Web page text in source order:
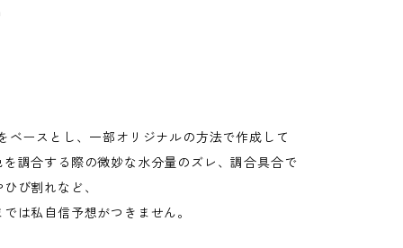
ースとし、一部オリジナルの方法で作成して
調合する際の微妙な水分量のズレ、調合具合で
び割れなど、
は私自信予想がつきません。